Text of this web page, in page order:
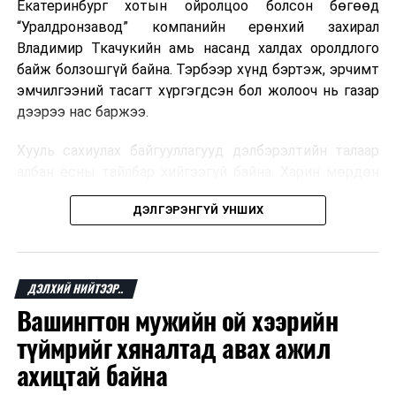
Екатеринбург хотын ойролцоо болсон бөгөөд
“Уралдронзавод” компанийн ерөнхий захирал
Владимир Ткачукийн амь насанд халдах оролдлого
байж болзошгүй байна. Тэрбээр хүнд бэртэж, эрчимт
эмчилгээний тасагт хүргэгдсэн бол жолооч нь газар
дээрээ нас баржээ.
Хууль сахиулах байгууллагууд дэлбэрэлтийн талаар
шалгах байгууллага олон нийтэд аюултай аргаар
хүний амь насанд халдахыг завдсан гэх үндэслэлээр
мэдээлжээ.
“Уралдронзавод” компани 2023 онд Екатеринбург
хотод байгуулагдсан бөгөөд нисгэгчгүй нисэх
төхөөрөмж үйлдвэрлэдэг аж. Тус компанийн 2025
оны орлого 6.2 тэрбум рубль, цэвэр ашиг нь 1.9
тэрбум рубльд хүрсэн гэж РБК мэдээлсэн байна.
ДЭЛГЭРЭНГҮЙ УНШИХ
ДЭЛХИЙ НИЙТЭЭР..
Вашингтон мужийн ой хээрийн
түймрийг хяналтад авах ажил
ахицтай байна